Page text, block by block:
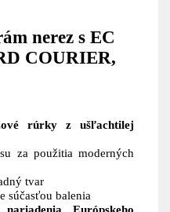
nerez s EC
COURIER,
rúrky z ušľachtilej
za použitia moderných
tvar
súčasťou balenia
Európskeho